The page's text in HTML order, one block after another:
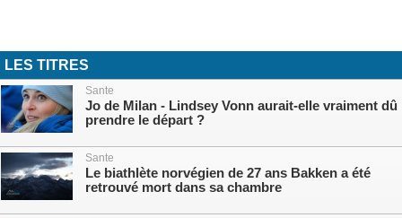
LES TITRES
Sante
Jo de Milan - Lindsey Vonn aurait-elle vraiment dû
prendre le départ ?
Sante
Le biathlète norvégien de 27 ans Bakken a été
retrouvé mort dans sa chambre